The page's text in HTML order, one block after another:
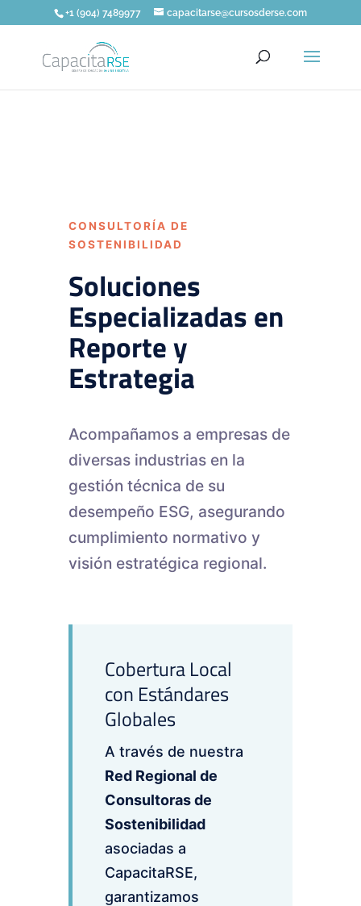
+1 (904) 7489977 capacitarse@cursosderse.com
CONSULTORÍA DE
SOSTENIBILIDAD
Soluciones
Especializadas en
Reporte y
Estrategia
Acompañamos a empresas de
diversas industrias en la
gestión técnica de su
desempeño ESG, asegurando
cumplimiento normativo y
visión estratégica regional.
Cobertura Local
con Estándares
Globales
A través de nuestra
Red Regional de
Consultoras de
Sostenibilidad
asociadas a
CapacitaRSE,
garantizamos